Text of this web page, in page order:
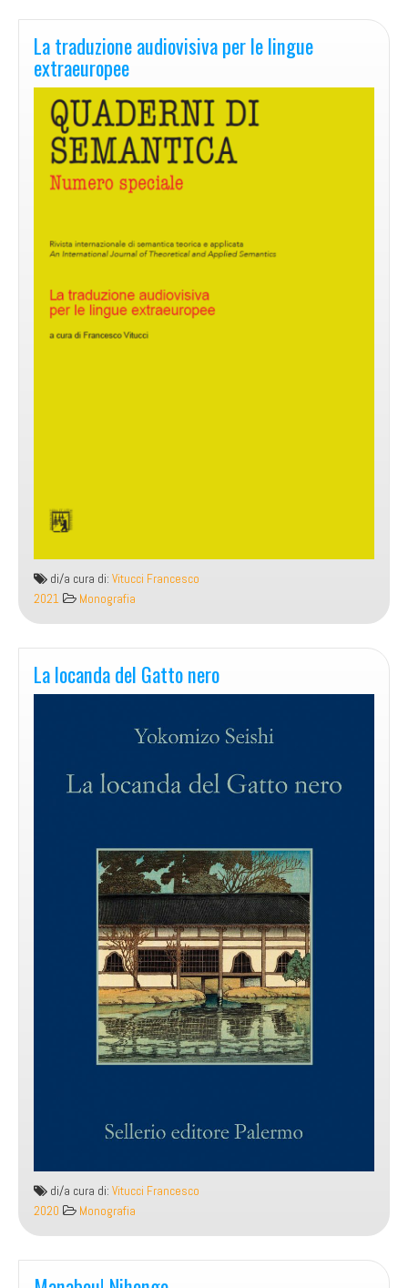
La traduzione audiovisiva per le lingue
extraeuropee
di/a cura di: Vitucci Francesco
2021
Monografia
La locanda del Gatto nero
di/a cura di: Vitucci Francesco
2020
Monografia